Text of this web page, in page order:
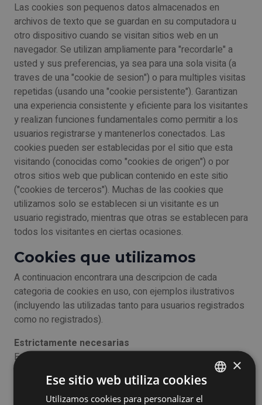
Las cookies son pequenos datos almacenados en
archivos de texto que se guardan en su computadora u
otro dispositivo cuando se visitan sitios web en un
navegador. Se utilizan ampliamente para "recordarle" a
usted y sus preferencias, ya sea para una sola visita (a
traves de una "cookie de sesion") o para multiples visitas
repetidas (usando una "cookie persistente"). Garantizan
una experiencia consistente y eficiente para los visitantes
y realizan funciones fundamentales como permitir a los
usuarios registrarse y mantenerlos conectados. Las
cookies pueden ser establecidas por el sitio que esta
visitando (conocidas como "cookies de origen") o por
otros sitios web que publican contenido en este sitio
("cookies de terceros"). Muchas de las cookies que
utilizamos solo se establecen si un visitante es un
usuario registrado, mientras que otras se establecen para
todos los visitantes en ciertas ocasiones.
Cookies que utilizamos
A continuacion encontrara una descripcion de cada
categoria de cookies en uso, con ejemplos ilustrativos
(incluyendo las utilizadas tanto para usuarios registrados
como no registrados).
Estrictamente necesarias
Estas cookies son esenciales para que el sitio web
muestre sus funciones basicas. Estas incluyen las
necesarias para permitir que los usuarios registrados se
autentiquen y realicen actividades relacionadas con su
×
Ese sitio web utiliza cookies
Utilizamos cookies para personalizar el